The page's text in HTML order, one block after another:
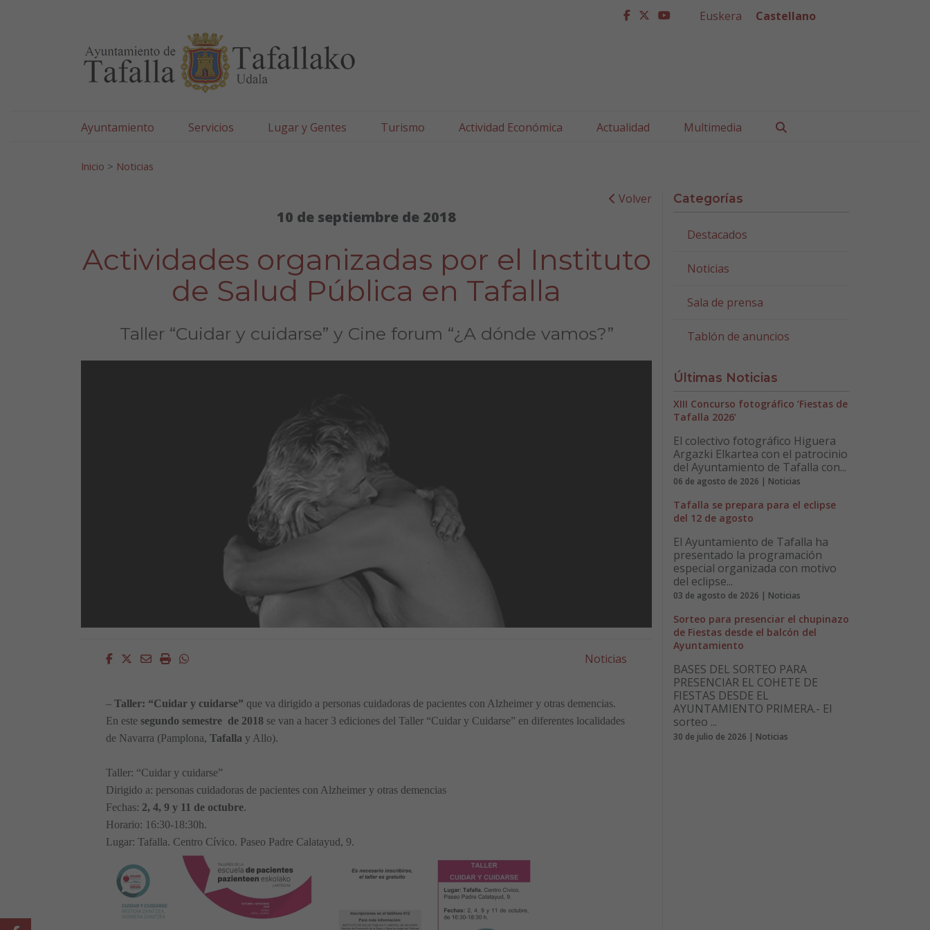
facebook
twitter
youtube
Euskera Castellano
Ayuntamiento Servicios Lugar y Gentes Turismo Actividad Económica Actualidad Multimedia
Inicio > Noticias
Volver
10 de septiembre de 2018
Actividades organizadas por el Instituto
de Salud Pública en Tafalla
Taller “Cuidar y cuidarse” y Cine forum “¿A dónde vamos?”
Facebook
Twitter
EmailImprimirWhatsapp Noticias
– Taller: “Cuidar y cuidarse” que va dirigido a personas cuidadoras de pacientes con Alzheimer y otras demencias.
En este segundo semestre de 2018 se van a hacer 3 ediciones del Taller “Cuidar y Cuidarse” en diferentes localidades
de Navarra (Pamplona, Tafallay Allo).
Taller: “Cuidar y cuidarse”
Dirigido a: personas cuidadoras de pacientes con Alzheimer y otras demencias
Fechas: 2, 4, 9 y 11 de octubre.
Horario: 16:30-18:30h.
Lugar: Tafalla. Centro Cívico. Paseo Padre Calatayud, 9.
Categorías
Destacados
Noticias
Sala de prensa
Tablón de anuncios
Últimas Noticias
XIII Concurso fotográfico ‘Fiestas de
Tafalla 2026’
El colectivo fotográfico Higuera
Argazki Elkartea con el patrocinio
del Ayuntamiento de Tafalla con...
06 de agosto de 2026 | Noticias
Tafalla se prepara para el eclipse
del 12 de agosto
El Ayuntamiento de Tafalla ha
presentado la programación
especial organizada con motivo
del eclipse...
03 de agosto de 2026 | Noticias
Sorteo para presenciar el chupinazo
de Fiestas desde el balcón del
Ayuntamiento
BASES DEL SORTEO PARA
PRESENCIAR EL COHETE DE
FIESTAS DESDE EL
AYUNTAMIENTO PRIMERA.- El
sorteo ...
30 de julio de 2026 | Noticias